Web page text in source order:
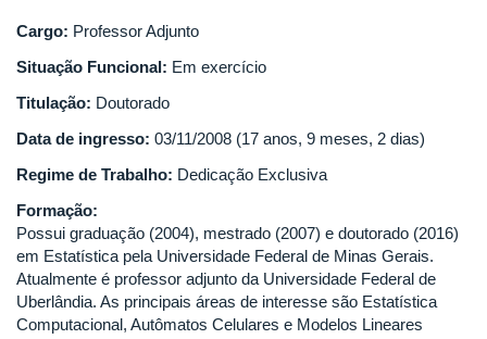
Cargo: Professor Adjunto
Situação Funcional: Em exercício
Titulação: Doutorado
Data de ingresso: 03/11/2008 (17 anos, 9 meses, 2 dias)
Regime de Trabalho: Dedicação Exclusiva
Formação:
Possui graduação (2004), mestrado (2007) e doutorado (2016)
em Estatística pela Universidade Federal de Minas Gerais.
Atualmente é professor adjunto da Universidade Federal de
Uberlândia. As principais áreas de interesse são Estatística
Computacional, Autômatos Celulares e Modelos Lineares